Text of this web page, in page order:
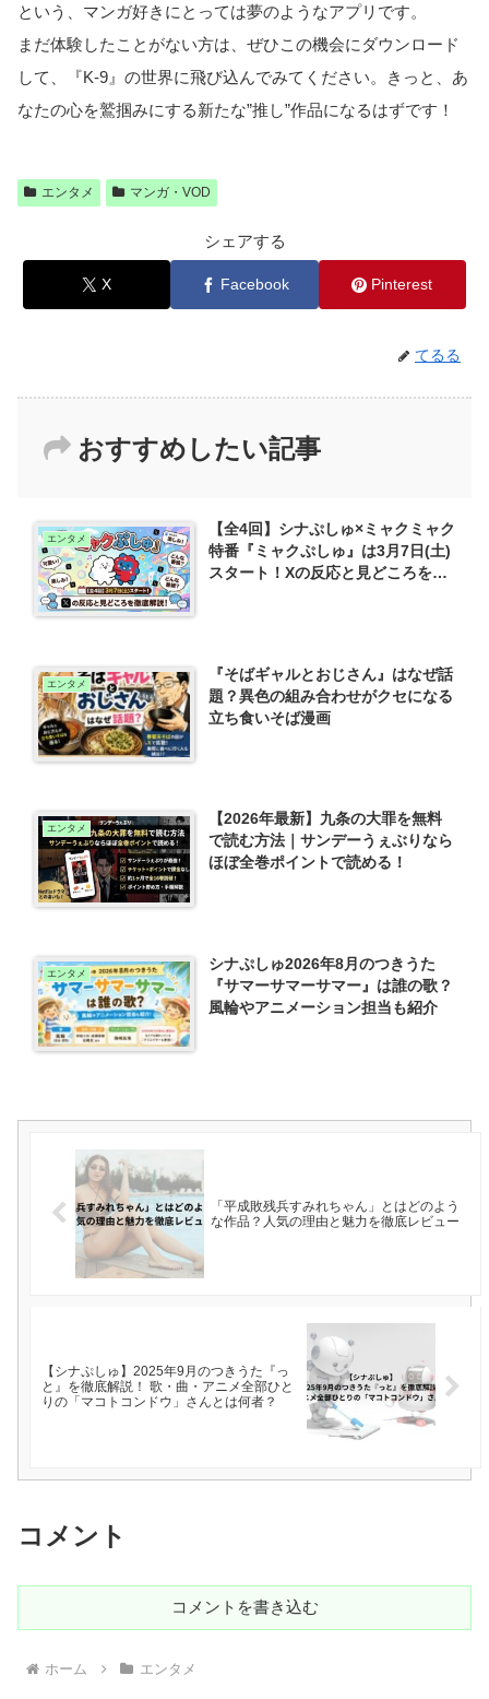
という、マンガ好きにとっては夢のようなアプリです。
まだ体験したことがない方は、ぜひこの機会にダウンロード
して、『K-9』の世界に飛び込んでみてください。きっと、あ
なたの心を鷲掴みにする新たな”推し”作品になるはずです！
エンタメ マンガ・VOD
シェアする
X Facebook Pinterest
てるる
おすすめしたい記事
エンタメ
【全4回】シナぷしゅ×ミャクミャク
特番『ミャクぷしゅ』は3月7日(土)
スタート！Xの反応と見どころを徹
エンタメ
『そばギャルとおじさん』はなぜ話
題？異色の組み合わせがクセになる
立ち食いそば漫画
エンタメ
【2026年最新】九条の大罪を無料
で読む方法｜サンデーうぇぶりなら
ほぼ全巻ポイントで読める！
エンタメ
シナぷしゅ2026年8月のつきうた
『サマーサマーサマー』は誰の歌？
風輪やアニメーション担当も紹介
「平成敗残兵すみれちゃん」とはどのよう
な作品？人気の理由と魅力を徹底レビュー
【シナぷしゅ】2025年9月のつきうた『っ
と』を徹底解説！ 歌・曲・アニメ全部ひと
りの「マコトコンドウ」さんとは何者？
コメント
コメントを書き込む
ホーム エンタメ